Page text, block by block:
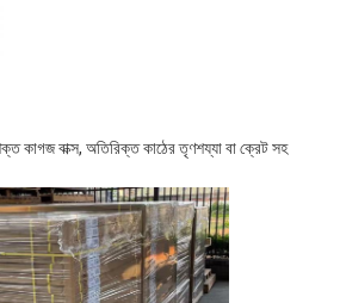
কাগজ বাক্স, অতিরিক্ত কাঠের তৃণশয্যা বা ক্রেট সহ